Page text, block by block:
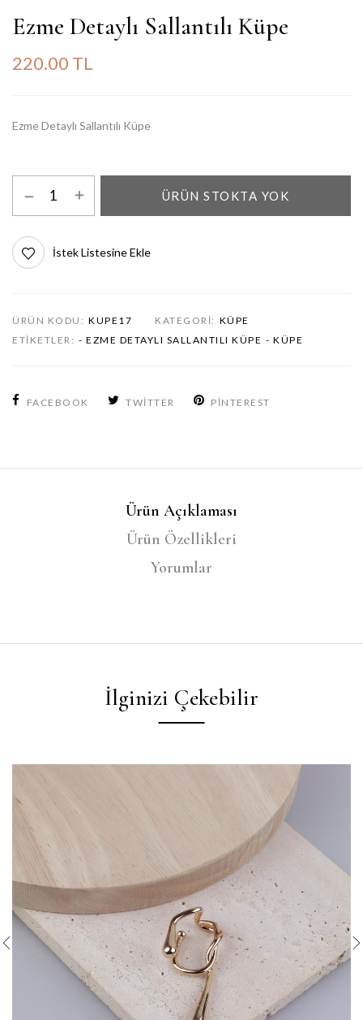
Ezme Detaylı Sallantılı Küpe
220.00 TL
Ezme Detaylı Sallantılı Küpe
ÜRÜN STOKTA YOK
İstek Listesine Ekle
ÜRÜN KODU: KUPE17 KATEGORI: KÜPE
ETIKETLER: - EZME DETAYLI SALLANTILI KÜPE - KÜPE
FACEBOOK TWITTER PINTEREST
Ürün Açıklaması
Ürün Özellikleri
Yorumlar
İlginizi Çekebilir